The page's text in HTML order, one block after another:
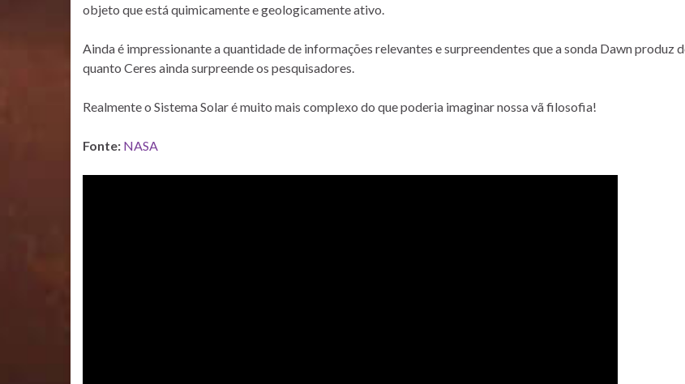
objeto que está quimicamente e geologicamente ativo.
Ainda é impressionante a quantidade de informações relevantes e surpreendentes que a sonda Dawn produz
quanto Ceres ainda surpreende os pesquisadores.
Realmente o Sistema Solar é muito mais complexo do que poderia imaginar nossa vã filosofia!
Fonte: NASA